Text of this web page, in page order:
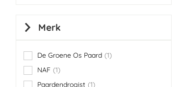
Merk
De Groene Os Paard 1
item
NAF 1
item
Paardendrogist 1